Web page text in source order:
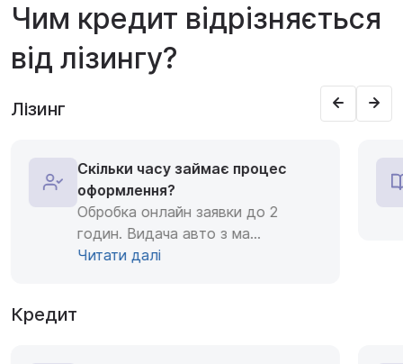
Чим кредит відрізняється
від лізингу?
Лізинг
Скільки часу займає процес
оформлення?
Обробка онлайн заявки до 2
годин. Видача авто з ма...
Читати далі
Кредит